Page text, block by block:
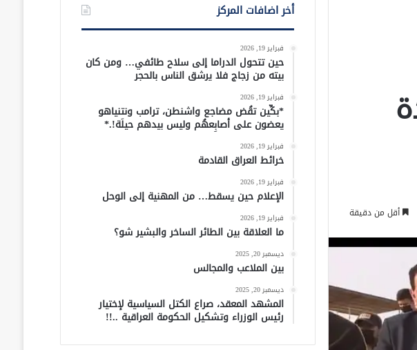
أقل من دقيقة
أخر اضافات المركز
فبراير 19, 2026
حين تتحول الدراما إلى سلاح طائفي… ومن كان
بيته من زجاج فلا يرشق الناس بالحجر
فبراير 19, 2026
*بكِّين تقُض مضاجع واشنطن، ترامب ونتنياهو
يعضون على أصابِعهُم وليس بيدهم حيلَة!.*
فبراير 19, 2026
خرائط العراق القادمة
فبراير 19, 2026
الإعلام حين يسقط… من المهنية إلى الوحل
فبراير 19, 2026
ما العلاقة بين الطائر الساخر والبشير شو؟
ديسمبر 20, 2025
بين الملاعب والمجالس
ديسمبر 20, 2025
المشهد المعقد، صراع الكتل السياسية لإختيار
رئيس الوزراء وتشكيل الحكومة العراقية ..!!